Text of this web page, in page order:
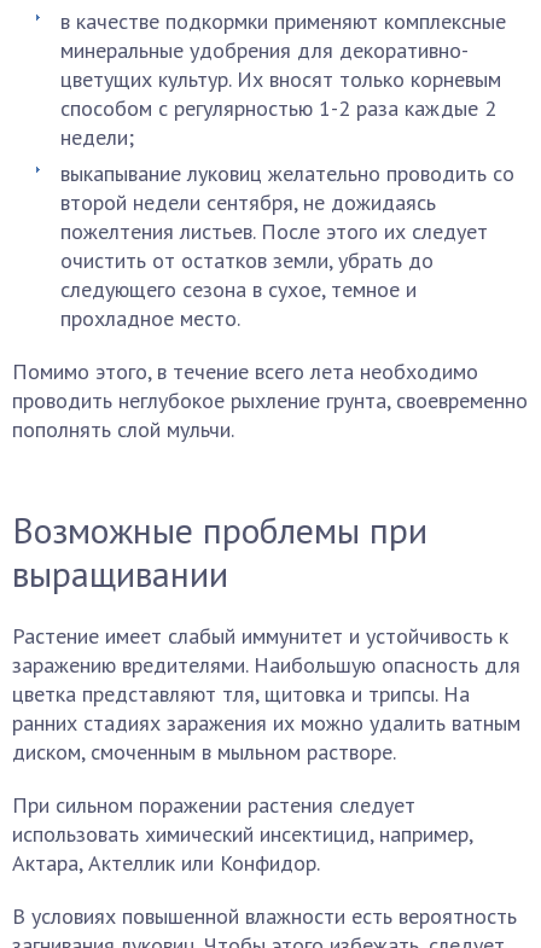
в качестве подкормки применяют комплексные
минеральные удобрения для декоративно-
цветущих культур. Их вносят только корневым
способом с регулярностью 1-2 раза каждые 2
недели;
выкапывание луковиц желательно проводить со
второй недели сентября, не дожидаясь
пожелтения листьев. После этого их следует
очистить от остатков земли, убрать до
следующего сезона в сухое, темное и
прохладное место.
Помимо этого, в течение всего лета необходимо
проводить неглубокое рыхление грунта, своевременно
пополнять слой мульчи.
Возможные проблемы при
выращивании
Растение имеет слабый иммунитет и устойчивость к
заражению вредителями. Наибольшую опасность для
цветка представляют тля, щитовка и трипсы. На
ранних стадиях заражения их можно удалить ватным
диском, смоченным в мыльном растворе.
При сильном поражении растения следует
использовать химический инсектицид, например,
Актара, Актеллик или Конфидор.
В условиях повышенной влажности есть вероятность